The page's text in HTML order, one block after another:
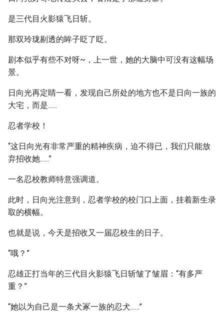
是三代目火影猿飞日斩。
那双玲珑剔透的眸子眨了眨。
剧本似乎有些不对呀~，上一世，她的大脑中可没有这幅场
景。
日向光再定睛一看，发现自己所处的地方也不是日向一族的
大宅，而是......
忍者学校！
“这日向光有非常严重的精神疾病，迫不得已，我们只能放
弃招收她......”
一名忍校教师特意强调道。
此时，日向光注意到，忍者学校的校门口上面，挂着新生录
取的横幅。
也就是说，今天是招收又一届忍校生的日子。
“哦？”
忍雄正打当年的三代目火影猿飞日斩皱了皱眉：“有多严
重？”
“她以为自己是一条犬冢一族的忍犬......”